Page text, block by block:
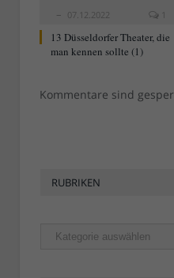
07.12.2022
1
13 Düsseldorfer Theater, die
man kennen sollte (1)
Kommentare sind
RUBRIKEN
Rubriken